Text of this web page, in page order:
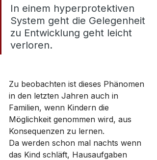
In einem hyperprotektiven
System geht die Gelegenheit
zu Entwicklung geht leicht
verloren.
Zu beobachten ist dieses Phänomen
in den letzten Jahren auch in
Familien, wenn Kindern die
Möglichkeit genommen wird, aus
Konsequenzen zu lernen.
Da werden schon mal nachts wenn
das Kind schläft, Hausaufgaben